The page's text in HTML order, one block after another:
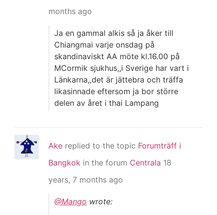
months ago
Ja en gammal alkis så ja åker till
Chiangmai varje onsdag på
skandinaviskt AA möte kl.16.00 på
MCormik sjukhus,,i Sverige har vart i
Länkarna,,det är jättebra och träffa
likasinnade eftersom ja bor större
delen av året i thai Lampang
Ake replied to the topic Forumträff i
Bangkok in the forum Centrala 18
years, 7 months ago
@Mango wrote: